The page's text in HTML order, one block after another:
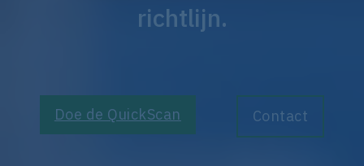
richtlijn.
Doe de QuickScan Contact